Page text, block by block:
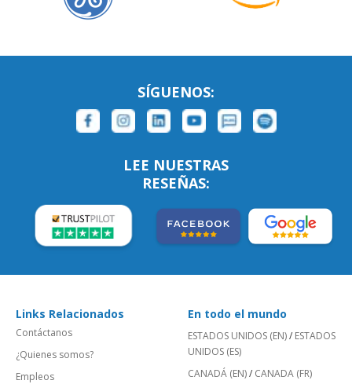
SÍGUENOS:
LEE NUESTRAS
RESEÑAS:
Links Relacionados
Contáctanos
¿Quienes somos?
Empleos
En todo el mundo
ESTADOS UNIDOS (EN)/ ESTADOS
UNIDOS (ES)
CANADÁ (EN)/ CANADA (FR)